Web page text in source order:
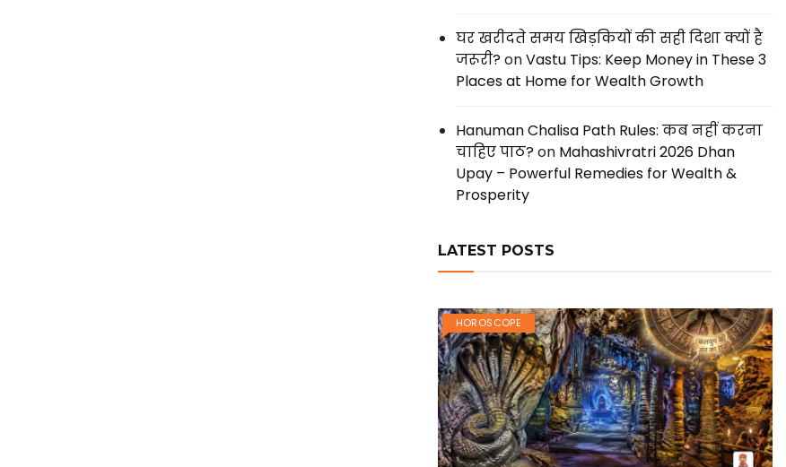
घर खरीदते समय खिड़कियों की सही दिशा क्यों है
जरूरी?onVastu Tips: Keep Money in These 3
Places at Home for Wealth Growth
Hanuman Chalisa Path Rules: कब नहीं करना
चाहिए पाठ?on Mahashivratri 2026 Dhan
Upay – Powerful Remedies for Wealth &
Prosperity
LATEST POSTS
HOROSCOPE